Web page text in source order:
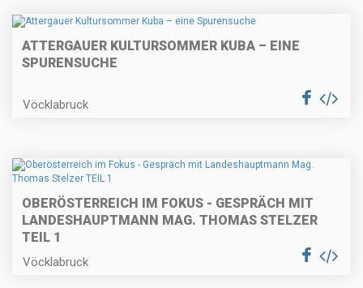
ATTERGAUER KULTURSOMMER KUBA – EINE
SPURENSUCHE
Vöcklabruck
OBERÖSTERREICH IM FOKUS - GESPRÄCH MIT
LANDESHAUPTMANN MAG. THOMAS STELZER
TEIL 1
Vöcklabruck